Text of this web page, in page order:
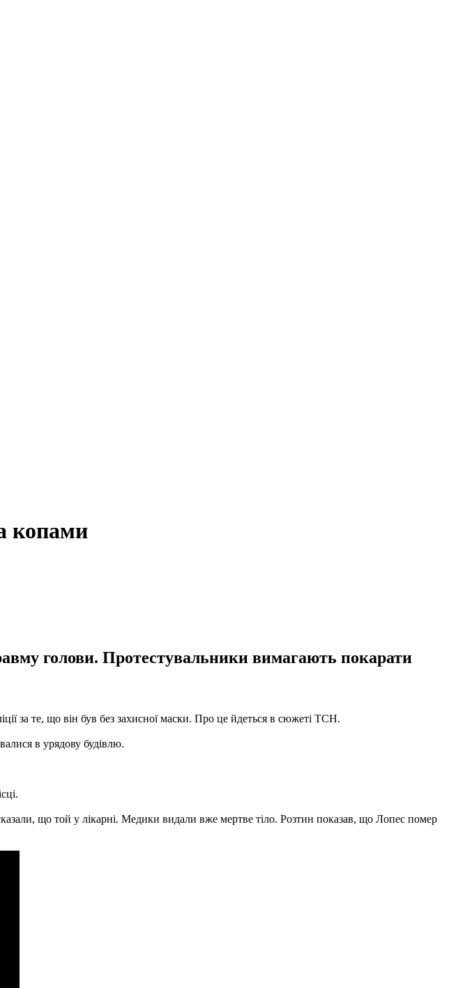
копами
голови. Протестувальники вимагають покарати
за те, що він був без захисної маски. Про це йдеться в сюжеті ТСН.
в урядову будівлю.
що той у лікарні. Медики видали вже мертве тіло. Розтин показав, що Лопес помер